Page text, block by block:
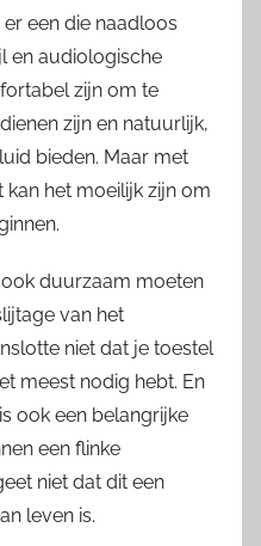
een die naadloos
en audiologische
zijn om te
zijn en natuurlijk,
bieden. Maar met
het moeilijk zijn om
duurzaam moeten
van het
niet dat je toestel
meest nodig hebt. En
ook een belangrijke
een flinke
niet dat dit een
leven is.